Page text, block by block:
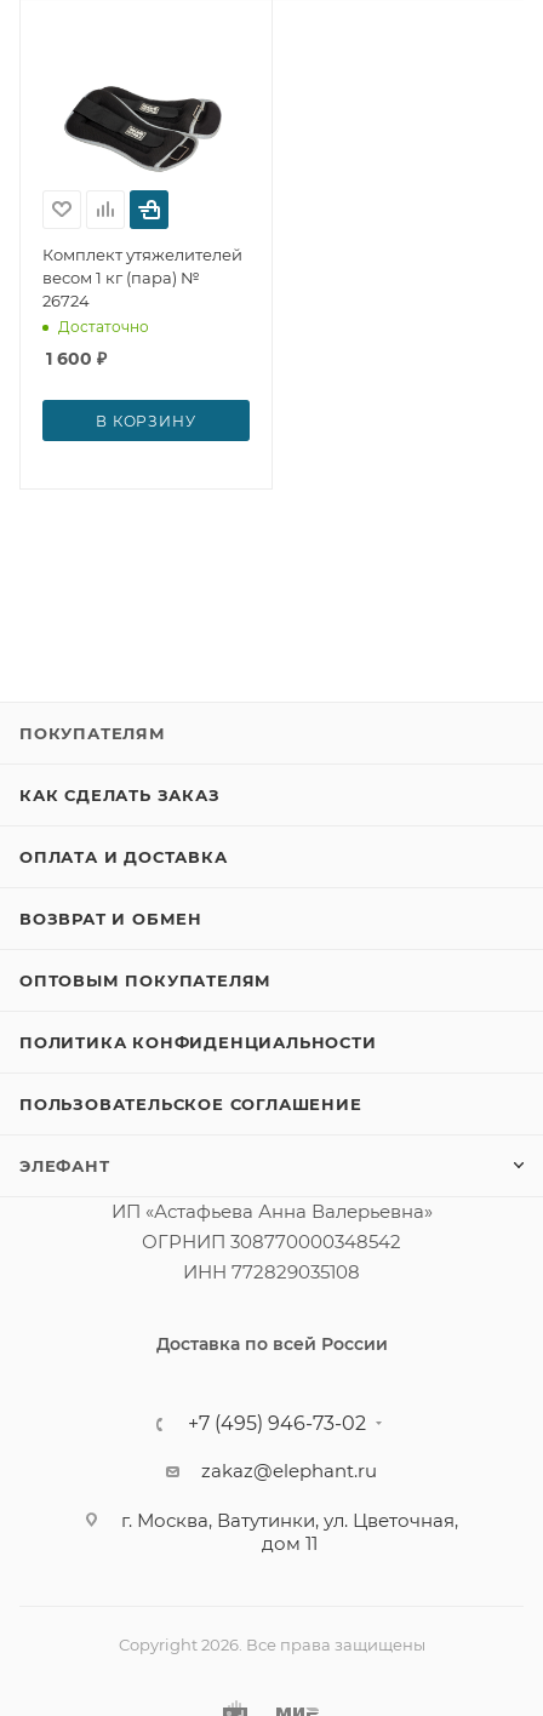
Комплект утяжелителей
весом 1 кг (пара) №
26724
Достаточно
1 600 ₽
В КОРЗИНУ
ПОКУПАТЕЛЯМ
КАК СДЕЛАТЬ ЗАКАЗ
ОПЛАТА И ДОСТАВКА
ВОЗВРАТ И ОБМЕН
ОПТОВЫМ ПОКУПАТЕЛЯМ
ПОЛИТИКА КОНФИДЕНЦИАЛЬНОСТИ
ПОЛЬЗОВАТЕЛЬСКОЕ СОГЛАШЕНИЕ
ЭЛЕФАНТ
ИП «Астафьева Анна Валерьевна»
ОГРНИП 308770000348542
ИНН 772829035108
Доставка по всей России
+7 (495) 946-73-02
zakaz@elephant.ru
г. Москва, Ватутинки, ул. Цветочная,
дом 11
Copyright 2026. Все права защищены